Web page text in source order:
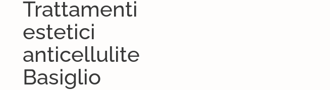
Trattamenti
estetici
anticellulite
Basiglio